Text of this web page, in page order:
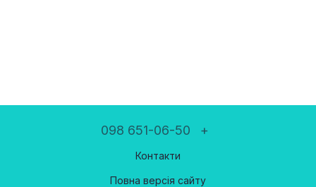
098 651-06-50 +
Контакти
Повна версія сайту